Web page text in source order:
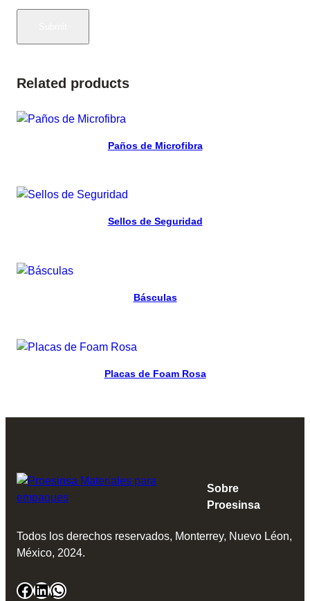
Related products
Paños de Microfibra
Read more
Sellos de Seguridad
Read more
Básculas
Placas de Foam Rosa
Sobre
Proesinsa
Todos los derechos reservados, Monterrey, Nuevo Léon,
México, 2024.
Facebook LinkedIn WhatsApp